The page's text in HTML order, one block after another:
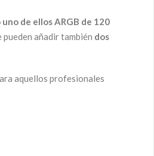
de ellos ARGB de 120
pueden añadir también dos
aquellos profesionales